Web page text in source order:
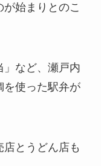
始まりとのこ
」など、瀬戸内
を使った駅弁が
とうどん店も